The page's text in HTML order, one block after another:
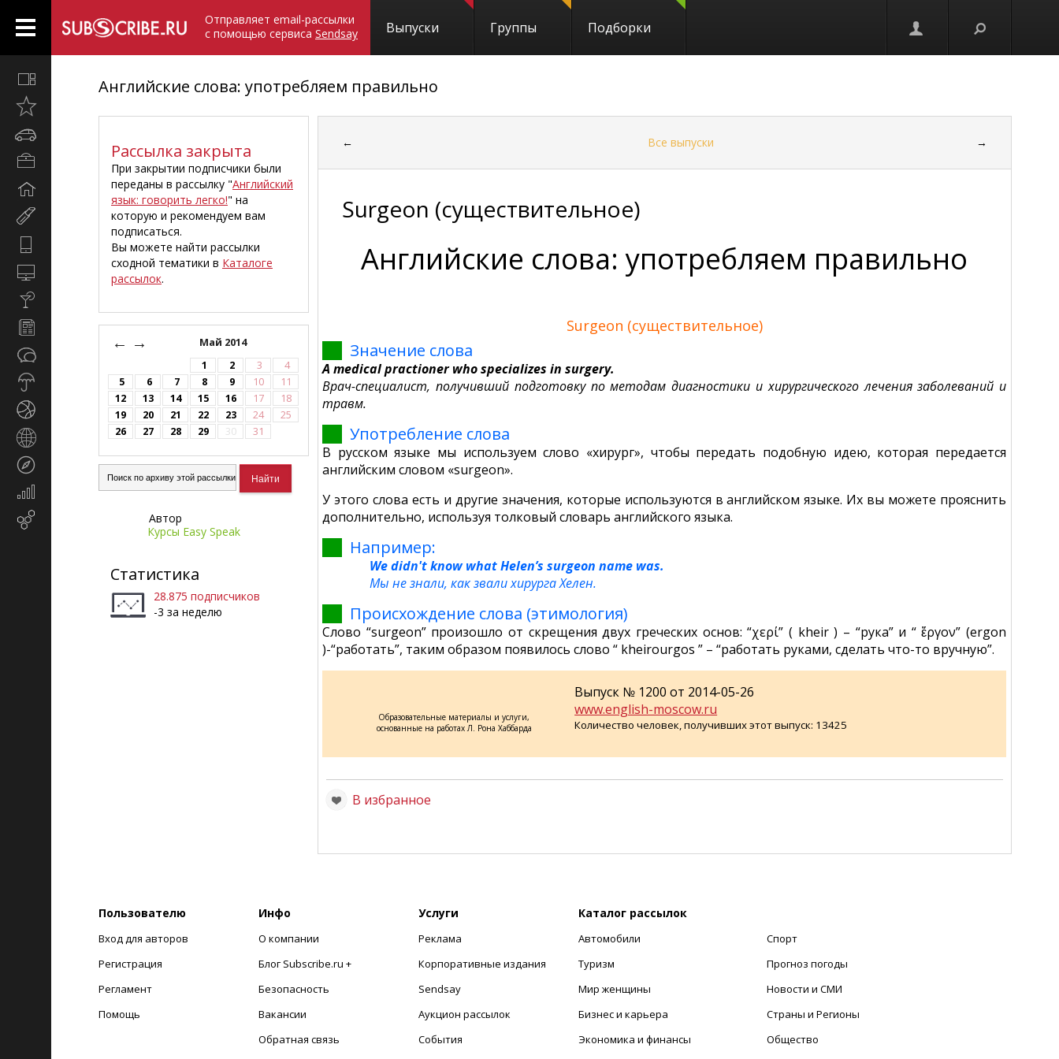
Отправляет email-рассылки
с помощью сервиса Sendsay Выпуски Группы Подборки
недавно
Компьютеры
Новости
регионы
Экономика
Английские слова: употребляем правильно
Рассылка закрыта
При закрытии подписчики были
переданы в рассылку "Английский
язык: говорить легко!" на
которую и рекомендуем вам
подписаться.
Вы можете найти рассылки
сходной тематики в Каталоге
рассылок.
← Май 2014
→
1 2 3
4
5
6 7 8 9 10
11
12
13 14 15 16 17
18
19
20 21 22 23 24
25
26
27 28 29 30 31
Автор
Курсы Easy Speak
Статистика
28.875 подписчиков
-3 за неделю
← Все выпуски →
Surgeon (существительное)
Английские слова: употребляем правильно
Surgeon (существительное)
Значение слова
A medical practioner who specializes in surgery.
Врач-специалист, получивший подготовку по методам диагностики и хирургического лечения заболеваний и
травм.
Употребление слова
В русском языке мы используем слово «хирург», чтобы передать подобную идею, которая передается
английским словом «surgeon».
У этого слова есть и другие значения, которые используются в английском языке. Их вы можете прояснить
дополнительно, используя толковый словарь английского языка.
Например:
We didn't know what Helen’s surgeon name was.
Мы не знали, как звали хирурга Хелен.
Происхождение слова (этимология)
Слово “surgeon” произошло от скрещения двух греческих основ: “χερί” ( kheir ) – “рука” и “ ἔργον” (ergon
)-“работать”, таким образом появилось слово “ kheirourgos ” – “работать руками, сделать что-то вручную”.
Образовательные материалы и услуги,
основанные на работах Л. Рона Хаббарда
Выпуск № 1200 от 2014-05-26
www.english-moscow.ru
Количество человек, получивших этот выпуск: 13425
В избранное
Пользователю
Вход для авторов
Регистрация
Регламент
Помощь
Инфо
О компании
Блог Subscribe.ru +
Безопасность
Вакансии
Обратная связь
Услуги
Реклама
Корпоративные издания
Sendsay
Аукцион рассылок
События
Каталог рассылок
Автомобили
Туризм
Мир женщины
Бизнес и карьера
Экономика и финансы
Спорт
Прогноз погоды
Новости и СМИ
Страны и Регионы
Общество